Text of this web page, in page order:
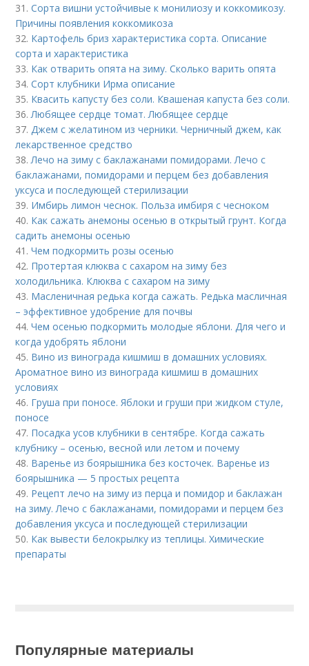
31.Сорта вишни устойчивые к монилиозу и коккомикозу.
Причины появления коккомикоза
32. Картофель бриз характеристика сорта. Описание
сорта и характеристика
33. Как отварить опята на зиму. Сколько варить опята
34.Сорт клубники Ирма описание
35. Квасить капусту без соли. Квашеная капуста без соли.
36.Любящее сердце томат. Любящее сердце
37.Джем с желатином из черники. Черничный джем, как
лекарственное средство
38.Лечо на зиму с баклажанами помидорами. Лечо с
баклажанами, помидорами и перцем без добавления
уксуса и последующей стерилизации
39. Имбирь лимон чеснок. Польза имбиря с чесноком
40. Как сажать анемоны осенью в открытый грунт. Когда
садить анемоны осенью
41.Чем подкормить розы осенью
42. Протертая клюква с сахаром на зиму без
холодильника. Клюква с сахаром на зиму
43. Масленичная редька когда сажать. Редька масличная
– эффективное удобрение для почвы
44.Чем осенью подкормить молодые яблони. Для чего и
когда удобрять яблони
45. Вино из винограда кишмиш в домашних условиях.
Ароматное вино из винограда кишмиш в домашних
условиях
46. Груша при поносе. Яблоки и груши при жидком стуле,
поносе
47. Посадка усов клубники в сентябре. Когда сажать
клубнику – осенью, весной или летом и почему
48. Варенье из боярышника без косточек. Варенье из
боярышника — 5 простых рецепта
49. Рецепт лечо на зиму из перца и помидор и баклажан
на зиму. Лечо с баклажанами, помидорами и перцем без
добавления уксуса и последующей стерилизации
50. Как вывести белокрылку из теплицы. Химические
препараты
Популярные материалы